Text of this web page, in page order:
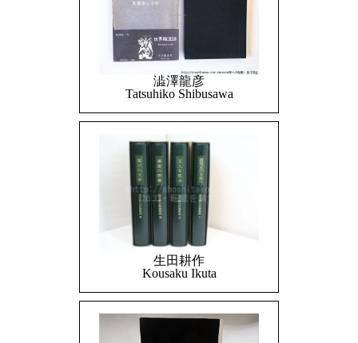
澁澤龍彦
Tatsuhiko Shibusawa
生田耕作
Kousaku Ikuta